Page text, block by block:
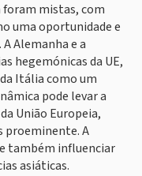
foram mistas, com
uma oportunidade e
Alemanha e a
hegemónicas da UE,
Itália como um
pode levar a
União Europeia,
proeminente. A
também influenciar
asiáticas.